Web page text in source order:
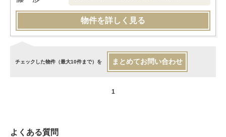
物件を詳しく見る
チェックした物件（最大10件まで）を まとめてお問い合わせ
1
よくある質問